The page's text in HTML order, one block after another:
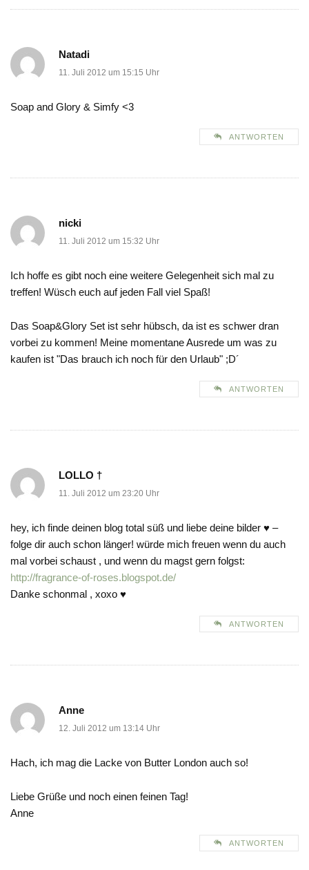
Natadi
11. Juli 2012 um 15:15 Uhr
Soap and Glory & Simfy <3
ANTWORTEN
nicki
11. Juli 2012 um 15:32 Uhr
Ich hoffe es gibt noch eine weitere Gelegenheit sich mal zu
treffen! Wüsch euch auf jeden Fall viel Spaß!
Das Soap&Glory Set ist sehr hübsch, da ist es schwer dran
vorbei zu kommen! Meine momentane Ausrede um was zu
kaufen ist "Das brauch ich noch für den Urlaub" ;D´
ANTWORTEN
LOLLO †
11. Juli 2012 um 23:20 Uhr
hey, ich finde deinen blog total süß und liebe deine bilder ♥ –
folge dir auch schon länger! würde mich freuen wenn du auch
mal vorbei schaust , und wenn du magst gern folgst:
http://fragrance-of-roses.blogspot.de/
Danke schonmal , xoxo ♥
ANTWORTEN
Anne
12. Juli 2012 um 13:14 Uhr
Hach, ich mag die Lacke von Butter London auch so!
Liebe Grüße und noch einen feinen Tag!
Anne
ANTWORTEN